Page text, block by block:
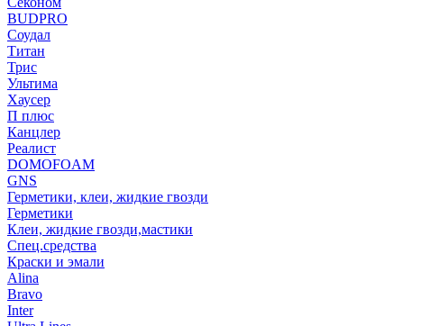
BUDPRO
Соудал
Титан
Трис
Ультима
Хаусер
П плюс
Канцлер
Реалист
DOMOFOAM
GNS
Герметики, клеи, жидкие гвозди
Герметики
Клеи, жидкие гвозди,мастики
Спец.средства
Краски и эмали
Alina
Bravo
Inter